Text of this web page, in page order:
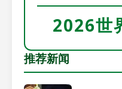
2026世
推荐新闻